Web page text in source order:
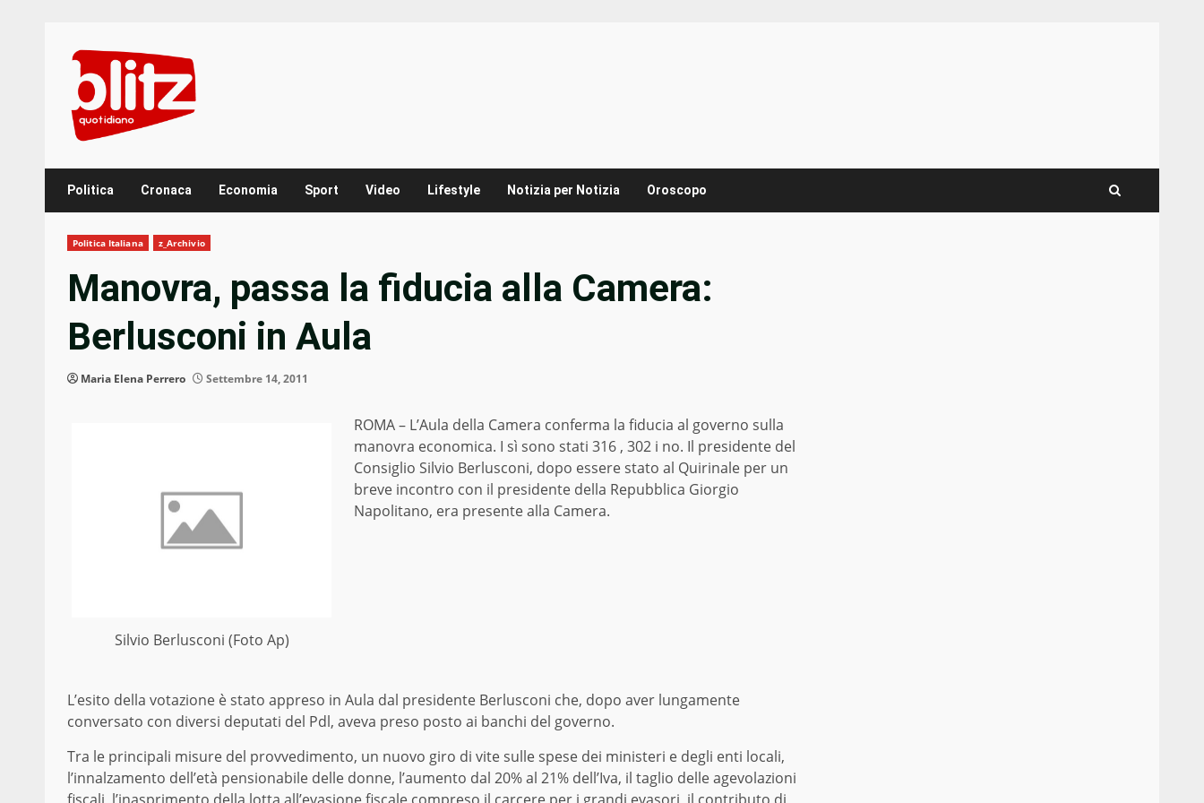
content
Politica Cronaca Economia Sport Video Lifestyle Notizia per Notizia Oroscopo
Politica Italiana z_Archivio
Manovra, passa la fiducia alla Camera:
Berlusconi in Aula
Maria Elena Perrero Settembre 14, 2011
Silvio Berlusconi (Foto Ap)
ROMA – L’Aula della Camera conferma la fiducia al governo sulla
manovra economica. I sì sono stati 316 , 302 i no. Il presidente del
Consiglio Silvio Berlusconi, dopo essere stato al Quirinale per un
breve incontro con il presidente della Repubblica Giorgio
Napolitano, era presente alla Camera.
L’esito della votazione è stato appreso in Aula dal presidente Berlusconi che, dopo aver lungamente
conversato con diversi deputati del Pdl, aveva preso posto ai banchi del governo.
Tra le principali misure del provvedimento, un nuovo giro di vite sulle spese dei ministeri e degli enti locali,
l’innalzamento dell’età pensionabile delle donne, l’aumento dal 20% al 21% dell’Iva, il taglio delle agevolazioni